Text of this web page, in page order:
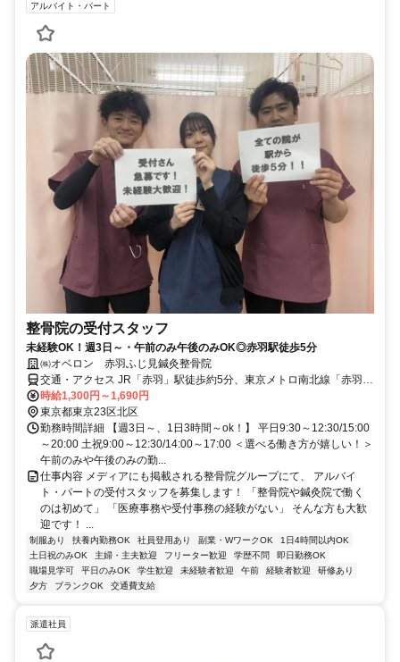
アルバイト・パート
整骨院の受付スタッフ
未経験OK！週3日～・午前のみ午後のみOK◎赤羽駅徒歩5分
㈱オベロン 赤羽ふじ見鍼灸整骨院
交通・アクセス JR「赤羽」駅徒歩約5分、東京メトロ南北線「赤羽岩
淵」駅徒歩5分
時給1,300円～1,690円
東京都東京23区北区
勤務時間詳細 【週3日～、1日3時間～ok！】 平日9:30～12:30/15:00
～20:00 土祝9:00～12:30/14:00～17:00 ＜選べる働き方が嬉しい！＞
午前のみや午後のみの勤...
仕事内容 メディアにも掲載される整骨院グループにて、 アルバイ
ト・パートの受付スタッフを募集します！ 「整骨院や鍼灸院で働く
のは初めて」 「医療事務や受付事務の経験がない」 そんな方も大歓
迎です！ ...
制服あり 扶養内勤務OK 社員登用あり 副業・WワークOK
1日4時間以内OK
土日祝のみOK
主婦・主夫歓迎 フリーター歓迎 学歴不問
即日勤務OK
職場見学可
平日のみOK 学生歓迎 未経験者歓迎 午前 経験者歓迎
研修あり
夕方
ブランクOK 交通費支給
派遣社員